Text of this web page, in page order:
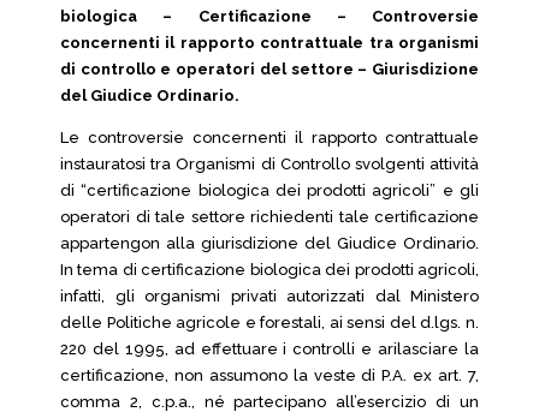
biologica – Certificazione – Controversie
concernenti il rapporto contrattuale tra organismi
di controllo e operatori del settore – Giurisdizione
del Giudice Ordinario.
Le controversie concernenti il rapporto contrattuale
instauratosi tra Organismi di Controllo svolgenti attività
di “certificazione biologica dei prodotti agricoli” e gli
operatori di tale settore richiedenti tale certificazione
appartengon alla giurisdizione del Giudice Ordinario.
In tema di certificazione biologica dei prodotti agricoli,
infatti, gli organismi privati autorizzati dal Ministero
delle Politiche agricole e forestali, ai sensi del d.lgs. n.
220 del 1995, ad effettuare i controlli e arilasciare la
certificazione, non assumono la veste di P.A. ex art. 7,
comma 2, c.p.a., né partecipano all’esercizio di un